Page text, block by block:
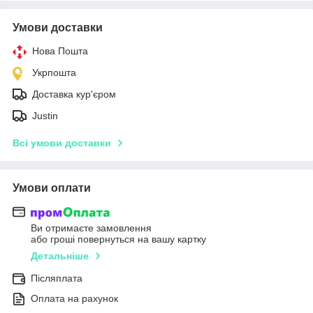
Умови доставки
Нова Пошта
Укрпошта
Доставка кур'єром
Justin
Всі умови доставки
Умови оплати
Ви отримаєте замовлення
або гроші повернуться на вашу картку
Детальніше
Післяплата
Оплата на рахунок